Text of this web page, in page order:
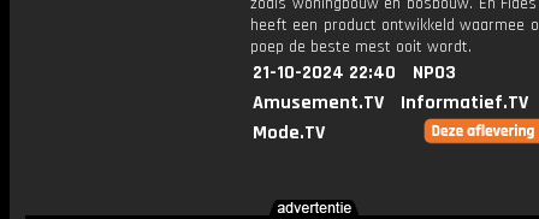
heeft een product ontwikkeld waarmee
poep de beste mest ooit wordt.
21-10-2024 22:40
NPO3
Amusement.TV
Informatief.TV
Mode.TV